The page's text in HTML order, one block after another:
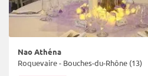
Nao Athéna
Roquevaire - Bouches-du-Rhône (13)